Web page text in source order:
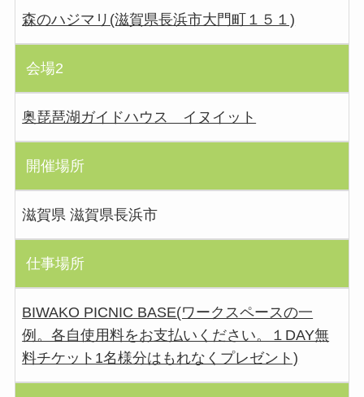
森のハジマリ(滋賀県長浜市大門町１５１)
会場2
奥琵琶湖ガイドハウス イヌイット
開催場所
滋賀県 滋賀県長浜市
仕事場所
BIWAKO PICNIC BASE(ワークスペースの一
例。各自使用料をお支払いください。１DAY無
料チケット1名様分はもれなくプレゼント)